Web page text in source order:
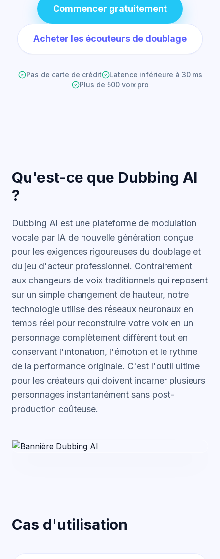
Commencer gratuitement
Acheter les écouteurs de doublage
Pas de carte de crédit
Latence inférieure à 30 ms
Plus de 500 voix pro
Qu'est-ce que Dubbing AI
?
Dubbing AI est une plateforme de modulation
vocale par IA de nouvelle génération conçue
pour les exigences rigoureuses du doublage et
du jeu d'acteur professionnel. Contrairement
aux changeurs de voix traditionnels qui reposent
sur un simple changement de hauteur, notre
technologie utilise des réseaux neuronaux en
temps réel pour reconstruire votre voix en un
personnage complètement différent tout en
conservant l'intonation, l'émotion et le rythme
de la performance originale. C'est l'outil ultime
pour les créateurs qui doivent incarner plusieurs
personnages instantanément sans post-
production coûteuse.
Cas d'utilisation